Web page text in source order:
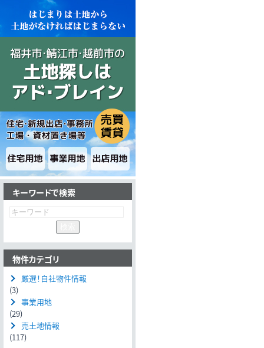
プライバシーポリシー
キーワードで検索
物件カテゴリ
厳選！自社物件情報
(3)
事業用地
(29)
売土地情報
(117)